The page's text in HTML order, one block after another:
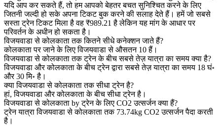
यदि आप कर सकते हैं, तो हम आपको बेहतर बचत सुनिश्चित करने के लिए
जितनी जल्दी हो सके अपना टिकट बुक करने की सलाह देते हैं। हमें जो सबसे
सस्ता ट्रेन टिकट मिला है वह ₹989.21 है लेकिन यह मांग के आधार पर
परिवर्तन के अधीन हो सकता है।
विजयवाडा से कोलकाता तक कितने सीधे कनेक्शन जाते हैं?
कोलकाता पर जाने के लिए विजयवाडा से औसतन 10 हैं।
विजयवाडा से कोलकाता तक ट्रेन के बीच सबसे तेज़ यात्रा का समय क्या है?
विजयवाडा और कोलकाता के बीच ट्रेन द्वारा सबसे तेज़ यात्रा का समय 18 घं॰
और 30 मि॰ है।
क्या विजयवाडा से कोलकाता तक सीधा ट्रेन है?
हां, विजयवाडा और कोलकाता के बीच सीधा ट्रेन है।
विजयवाडा से कोलकाता by ट्रेन के लिए CO2 उत्सर्जन क्या हैं?
ट्रेन यात्रा विजयवाडा से कोलकाता तक 73.74kg CO2 उत्सर्जन पैदा करती
है।